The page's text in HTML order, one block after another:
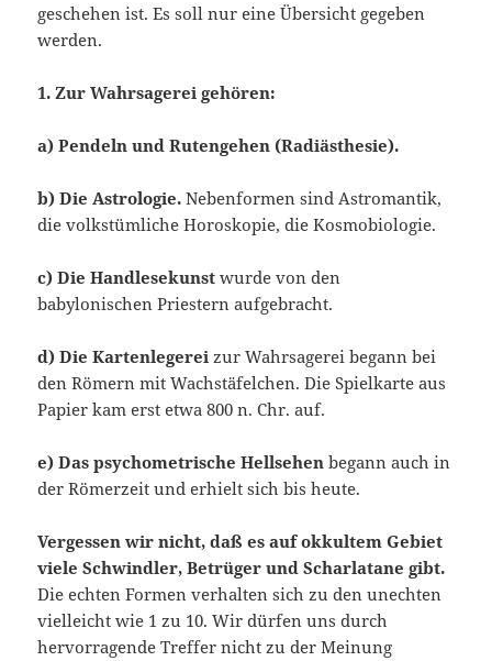
geschehen ist. Es soll nur eine Übersicht gegeben
werden.
1. Zur Wahrsagerei gehören:
a) Pendeln und Rutengehen (Radiästhesie).
b) Die Astrologie. Nebenformen sind Astromantik,
die volkstümliche Horoskopie, die Kosmobiologie.
c) Die Handlesekunst wurde von den
babylonischen Priestern aufgebracht.
d) Die Kartenlegerei zur Wahrsagerei begann bei
den Römern mit Wachstäfelchen. Die Spielkarte aus
Papier kam erst etwa 800 n. Chr. auf.
e) Das psychometrische Hellsehen begann auch in
der Römerzeit und erhielt sich bis heute.
Vergessen wir nicht, daß es auf okkultem Gebiet
viele Schwindler, Betrüger und Scharlatane gibt.
Die echten Formen verhalten sich zu den unechten
vielleicht wie 1 zu 10. Wir dürfen uns durch
hervorragende Treffer nicht zu der Meinung